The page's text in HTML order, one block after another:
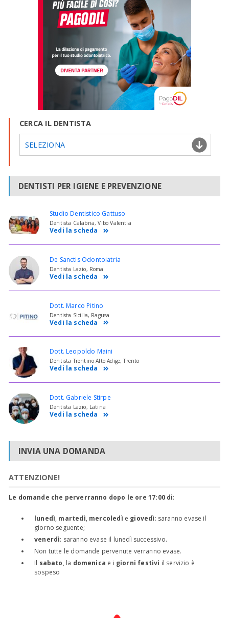
CERCA IL DENTISTA
SELEZIONA
DENTISTI PER IGIENE E PREVENZIONE
Studio Dentistico Gattuso
Dentista Calabria, Vibo Valentia
Vedi la scheda
De Sanctis Odontoiatria
Dentista Lazio, Roma
Vedi la scheda
Dott. Marco Pitino
Dentista Sicilia, Ragusa
Vedi la scheda
Dott. Leopoldo Maini
Dentista Trentino Alto Adige, Trento
Vedi la scheda
Dott. Gabriele Stirpe
Dentista Lazio, Latina
Vedi la scheda
INVIA UNA DOMANDA
ATTENZIONE!
Le domande che perverranno dopo le ore 17:00 di:
lunedì, martedì, mercoledì e giovedì: saranno evase il
giorno seguente;
venerdì: saranno evase il lunedì successivo.
Non tutte le domande pervenute verranno evase.
Il sabato, la domenica e i giorni festivi il servizio è
sospeso